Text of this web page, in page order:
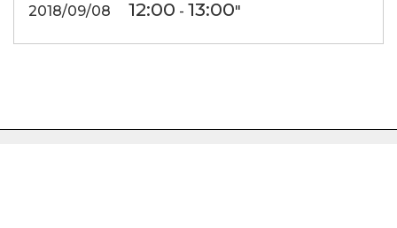
2018/09/08
12:00 - 13:00"